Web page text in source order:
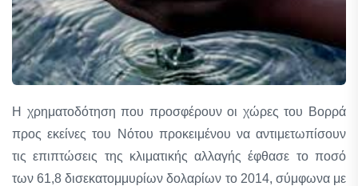
H χρηματοδότηση που προσφέρουν οι χώρες του Βορρά
προς εκείνες του Νότου προκειμένου να αντιμετωπίσουν
τις επιπτώσεις της κλιματικής αλλαγής έφθασε το ποσό
των 61,8 δισεκατομμυρίων δολαρίων το 2014, σύμφωνα με